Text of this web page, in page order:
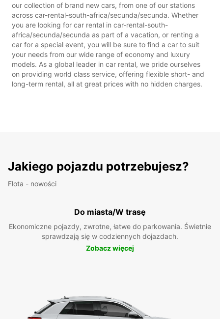
our collection of brand new cars, from one of our stations
across car-rental-south-africa/secunda/secunda. Whether
you are looking for car rental in car-rental-south-
africa/secunda/secunda as part of a vacation, or renting a
car for a special event, you will be sure to find a car to suit
your needs from our wide range of economy and luxury
models. As a global leader in car rental, we pride ourselves
on providing world class service, offering flexible short- and
long-term rental, all at great prices with no hidden charges.
Jakiego pojazdu potrzebujesz?
Flota - nowości
Do miasta/W trasę
Ekonomiczne pojazdy, zwrotne, łatwe do parkowania. Świetnie
sprawdzają się w codziennych dojazdach.
Zobacz więcej